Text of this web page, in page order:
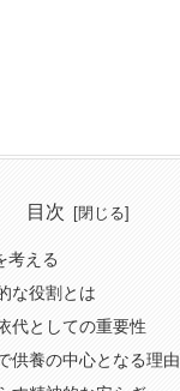
目次
考える
な役割とは
代としての重要性
供養の中心となる理由